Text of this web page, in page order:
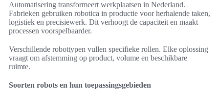
Automatisering transformeert werkplaatsen in Nederland.
Fabrieken gebruiken robotica in productie voor herhalende taken,
logistiek en precisiewerk. Dit verhoogt de capaciteit en maakt
processen voorspelbaarder.
Verschillende robottypen vullen specifieke rollen. Elke oplossing
vraagt om afstemming op product, volume en beschikbare
ruimte.
Soorten robots en hun toepassingsgebieden